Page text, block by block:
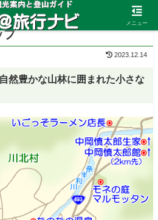
村
プ
2023.12.14
然豊かな山林に囲まれた小さな
メニュー